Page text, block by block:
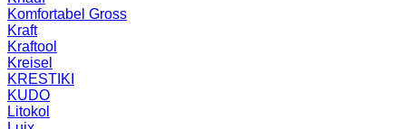
Komfortabel Gross
Kraft
Kraftool
Kreisel
KRESTIKI
KUDO
Litokol